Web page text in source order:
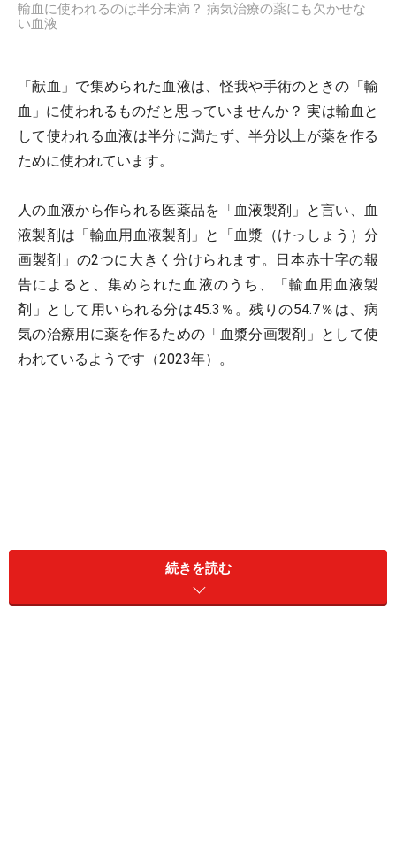
輸血に使われるのは半分未満？ 病気治療の薬にも欠かせな
い血液
「献血」で集められた血液は、怪我や手術のときの「輸
血」に使われるものだと思っていませんか？ 実は輸血と
して使われる血液は半分に満たず、半分以上が薬を作る
ために使われています。
人の血液から作られる医薬品を「血液製剤」と言い、血
液製剤は「輸血用血液製剤」と「血漿（けっしょう）分
画製剤」の2つに大きく分けられます。日本赤十字の報
告によると、集められた血液のうち、「輸血用血液製
剤」として用いられる分は45.3％。残りの54.7％は、病
気の治療用に薬を作るための「血漿分画製剤」として使
われているようです（2023年）。
続きを読む